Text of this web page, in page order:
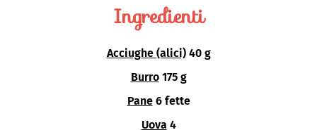
Ingredienti
Acciughe (alici) 40 g
Burro 175 g
Pane 6 fette
Uova 4